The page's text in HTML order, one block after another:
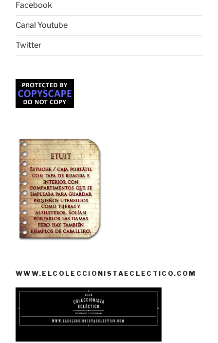
Facebook
Canal Youtube
Twitter
WWW.ELCOLECCIONISTAECLECTICO.COM